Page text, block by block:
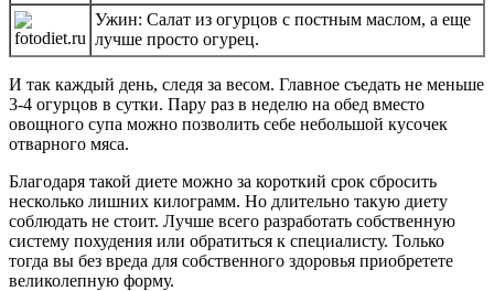
Ужин: Салат из огурцов с постным маслом, а еще
лучше просто огурец.
И так каждый день, следя за весом. Главное съедать не меньше
3-4 огурцов в сутки. Пару раз в неделю на обед вместо
овощного супа можно позволить себе небольшой кусочек
отварного мяса.
Благодаря такой диете можно за короткий срок сбросить
несколько лишних килограмм. Но длительно такую диету
соблюдать не стоит. Лучше всего разработать собственную
систему похудения или обратиться к специалисту. Только
тогда вы без вреда для собственного здоровья приобретете
великолепную форму.